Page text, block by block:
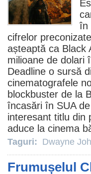
în
cifrelor
așteaptă ca Black
milioane de dolari
Deadline o sursă
cinematografele
blockbuster de la
încasări în SUA
interesant titlu din
aduce la cinema
Taguri: Dwayne
Frumușelul